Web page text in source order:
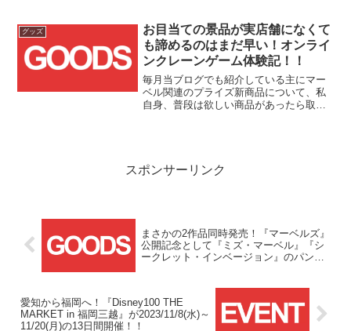
商品が20点以上あるほか、お買い上げ金
額ごとに先着で非売品ノベルティグッズ
が貰えるようなので、気になる方はお早
めにソラマチを訪れてみては如何でしょ
うか?
グッズ
お目当ての景品が実店舗になくて
も諦めるのはまだ早い！オンライ
ンクレーンゲーム体験記！！
毎月当ブログでも紹介している主にマー
ベル関連のプライズ新商品について、私
自身、普段は欲しい商品があったら取り
スポンサーリンク
まさかの2作品同時発売！『マーベルズ』
公開記念として『ミズ・マーベル』『シ
ークレット・インベージョン』のパンフ
愛知から福岡へ！『Disney100 THE
MARKET in 福岡三越』が2023/11/8(水)～
11/20(月)の13日間開催！！